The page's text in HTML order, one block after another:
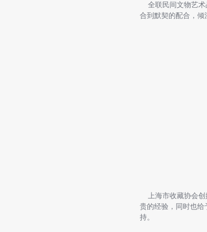
全联民间文物艺术
合到默契的配合，倾
上海市收藏协会创
贵的经验，同时也
持。